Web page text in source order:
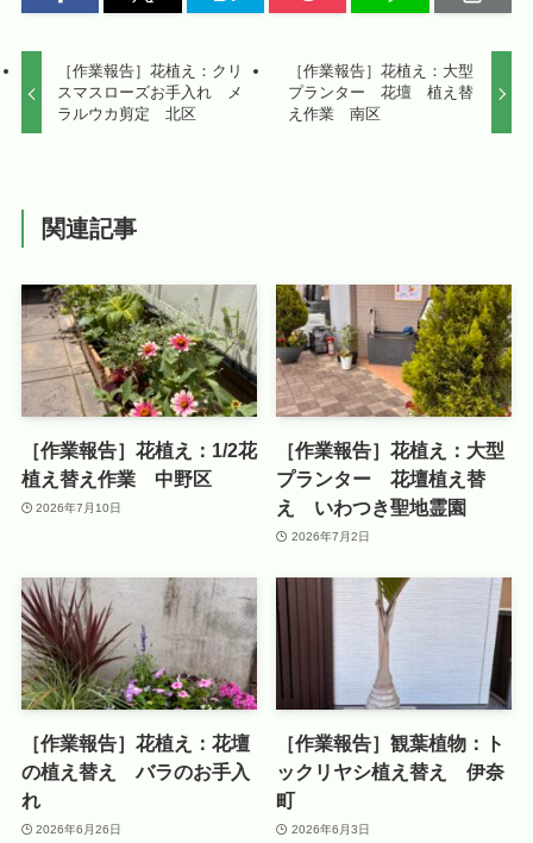
［作業報告］花植え：クリ
スマスローズお手入れ メ
ラルウカ剪定 北区
［作業報告］花植え：大型
プランター 花壇 植え替
え作業 南区
関連記事
［作業報告］花植え：1/2花
植え替え作業 中野区
2026年7月10日
［作業報告］花植え：大型
プランター 花壇植え替
え いわつき聖地霊園
2026年7月2日
［作業報告］花植え：花壇
の植え替え バラのお手入
れ
2026年6月26日
［作業報告］観葉植物：ト
ックリヤシ植え替え 伊奈
町
2026年6月3日